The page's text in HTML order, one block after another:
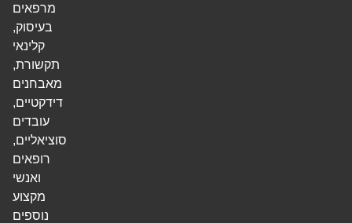
מרפאים
בעיסוק,
קלינאי
תקשורת,
מאבחנים
דידקטיים,
עובדים
סוציאליים,
רופאים
ואנשי
מקצוע
נוספים